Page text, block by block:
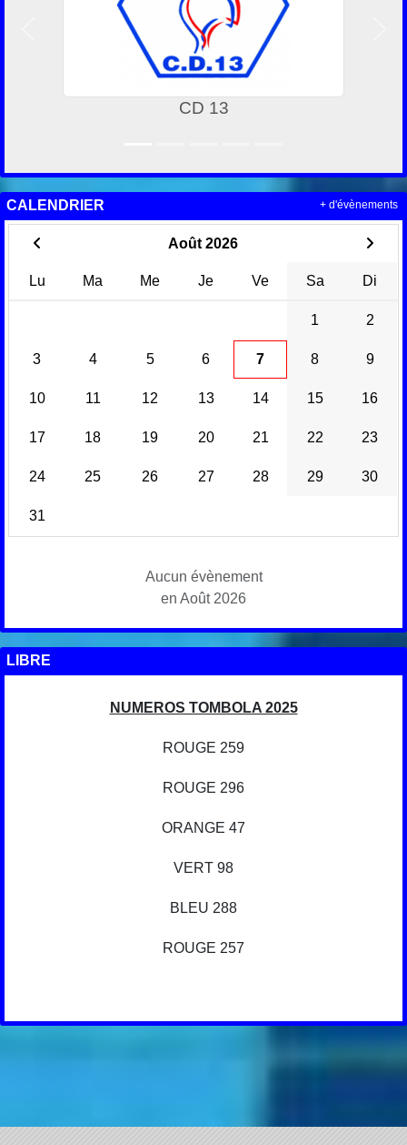
CARTE COLLEGIEN
CALENDRIER
Août 2026
Lu Ma Me Je Ve Sa Di
1 2
3 4 5 6 7 8 9
10 11 12 13 14 15 16
17 18 19 20 21 22 23
24 25 26 27 28 29 30
31
Aucun évènement
en Août 2026
+ d'évènements
LIBRE
NUMEROS TOMBOLA 2025
ROUGE 259
ROUGE 296
ORANGE 47
VERT 98
BLEU 288
ROUGE 257